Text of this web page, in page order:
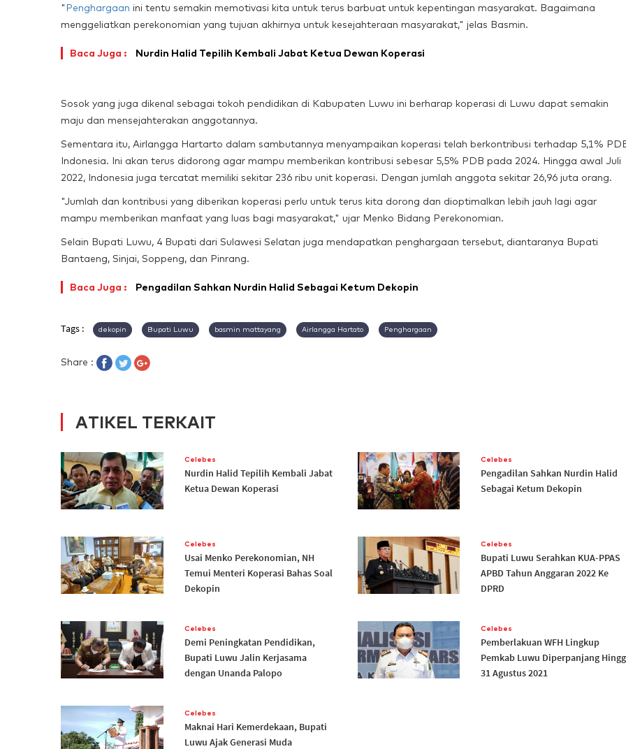
"Penghargaan ini tentu semakin memotivasi kita untuk terus barbuat untuk kepentingan masyarakat. Bagaimana
menggeliatkan perekonomian yang tujuan akhirnya untuk kesejahteraan masyarakat," jelas Basmin.
Baca Juga : Nurdin Halid Tepilih Kembali Jabat Ketua Dewan Koperasi
Sosok yang juga dikenal sebagai tokoh pendidikan di Kabupaten Luwu ini berharap koperasi di Luwu dapat semakin
maju dan mensejahterakan anggotannya.
Sementara itu, Airlangga Hartarto dalam sambutannya menyampaikan koperasi telah berkontribusi terhadap 5,1%
Indonesia. Ini akan terus didorong agar mampu memberikan kontribusi sebesar 5,5% PDB pada 2024. Hingga awal Juli
2022, Indonesia juga tercatat memiliki sekitar 236 ribu unit koperasi. Dengan jumlah anggota sekitar 26,96 juta orang.
"Jumlah dan kontribusi yang diberikan koperasi perlu untuk terus kita dorong dan dioptimalkan lebih jauh lagi agar
mampu memberikan manfaat yang luas bagi masyarakat," ujar Menko Bidang Perekonomian.
Selain Bupati Luwu, 4 Bupati dari Sulawesi Selatan juga mendapatkan penghargaan tersebut, diantaranya Bupati
Bantaeng, Sinjai, Soppeng, dan Pinrang.
Baca Juga : Pengadilan Sahkan Nurdin Halid Sebagai Ketum Dekopin
Tags : dekopin Bupati Luwu basmin mattayang Airlangga Hartato Penghargaan
Share :
ATIKEL TERKAIT
Celebes
Nurdin Halid Tepilih Kembali Jabat
Ketua Dewan Koperasi
Celebes
Pengadilan Sahkan Nurdin Halid
Sebagai Ketum Dekopin
Celebes
Usai Menko Perekonomian, NH
Temui Menteri Koperasi Bahas Soal
Dekopin
Celebes
Bupati Luwu Serahkan KUA-PPAS
APBD Tahun Anggaran 2022 Ke
DPRD
Celebes
Demi Peningkatan Pendidikan,
Bupati Luwu Jalin Kerjasama
dengan Unanda Palopo
Celebes
Pemberlakuan WFH Lingkup
Pemkab Luwu Diperpanjang
31 Agustus 2021
Celebes
Maknai Hari Kemerdekaan, Bupati
Luwu Ajak Generasi Muda